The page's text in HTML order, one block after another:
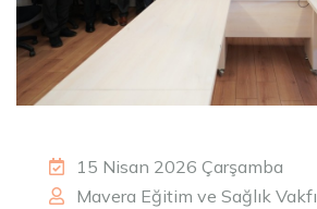
15 Nisan 2026 Çarşamba
Mavera Eğitim ve Sağlık Vakfı